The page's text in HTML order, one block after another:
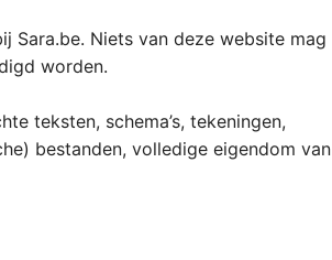
Sara.be. Niets van deze website mag
worden.
teksten, schema’s, tekeningen,
bestanden, volledige eigendom van